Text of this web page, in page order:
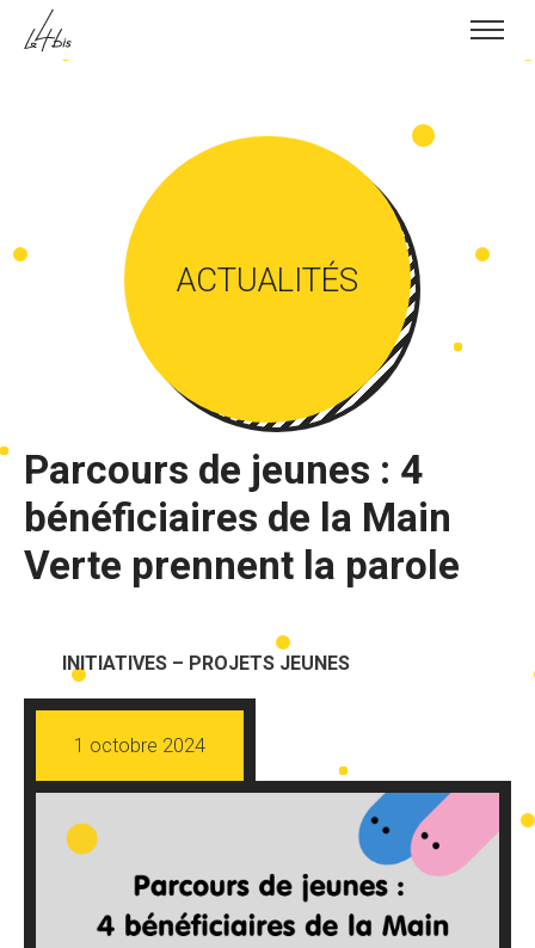
Skip to content
ACTUALITÉS
Parcours de jeunes : 4
bénéficiaires de la Main
Verte prennent la parole
INITIATIVES – PROJETS JEUNES
1 octobre 2024